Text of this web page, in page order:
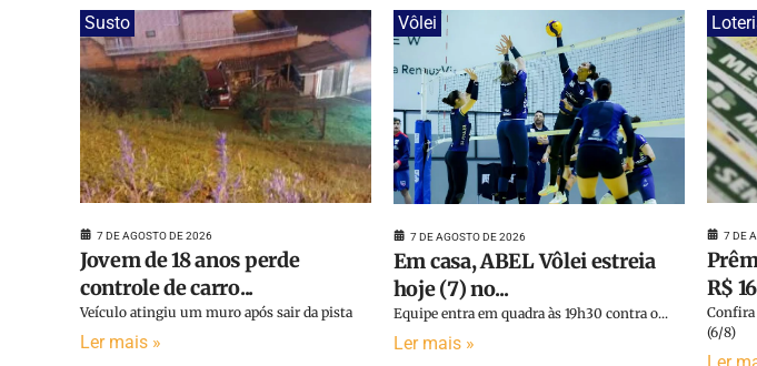
Susto
7 DE AGOSTO DE 2026
Jovem de 18 anos perde
controle de carro...
Veículo atingiu um muro após sair da pista
Ler mais »
Vôlei
7 DE AGOSTO DE 2026
Em casa, ABEL Vôlei estreia
hoje (7) no...
Equipe entra em quadra às 19h30 contra o...
Ler mais »
7 DE
R$
Confira
(6/8)